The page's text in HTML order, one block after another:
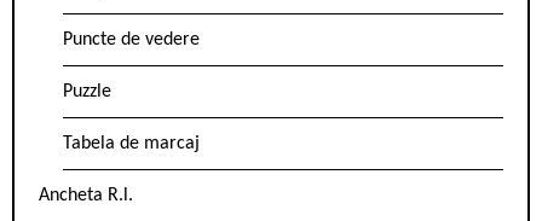
Puncte de vedere
Puzzle
Tabela de marcaj
Ancheta R.l.